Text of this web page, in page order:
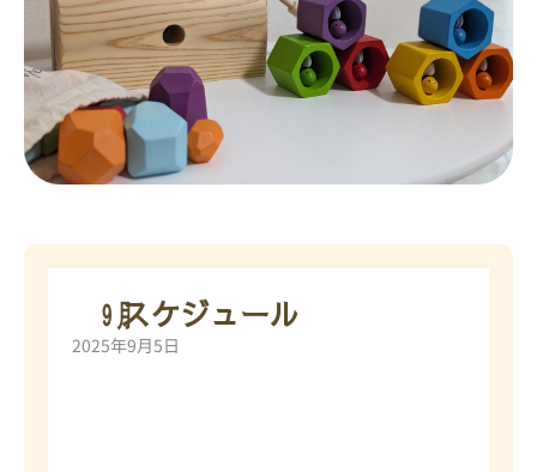
㋈スケジュール
2025年9月5日